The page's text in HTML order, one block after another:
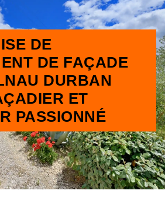
DE
DE FAÇADE
DURBAN
ET
PASSIONNÉ